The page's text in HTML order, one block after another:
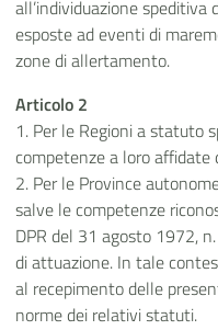
all’individuazione
esposte ad eventi di
zone di allertamento.
Articolo 2
1. Per le Regioni a statuto
competenze a loro
2. Per le Province
salve le competenze
DPR del 31 agosto 1972,
di attuazione. In tale
al recepimento delle
norme dei relativi statuti.